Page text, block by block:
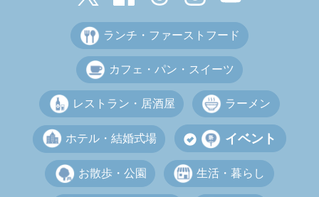
ランチ・ファーストフード
カフェ・パン・スイーツ
レストラン・居酒屋 ラーメン
ホテル・結婚式場 イベント
お散歩・公園 生活・暮らし